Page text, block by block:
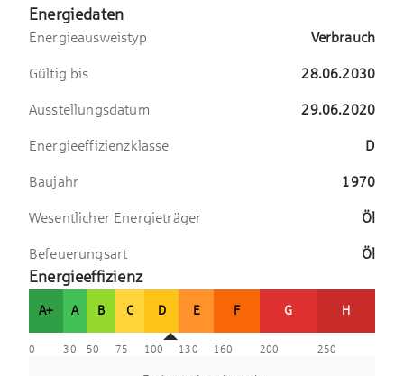
Die Kombination aus urbanem Leben, ausgezeichneter
Infrastruktur, vielfältigen Freizeitmöglichkeiten und der
zu einer besonders begehrten Wohnadresse in München.
Energiedaten
Energieausweistyp Verbrauch
Gültig bis 28.06.2030
Ausstellungsdatum 29.06.2020
Energieeffizienzklasse D
Baujahr 1970
Wesentlicher Energieträger Öl
Befeuerungsart Öl
Energieeffizienz
A+ A B C D E F G H
0 30 50 75 100 130 160 200 250